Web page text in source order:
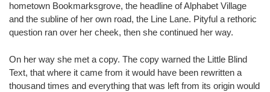
hometown Bookmarksgrove, the headline of Alphabet Village
and the subline of her own road, the Line Lane. Pityful a rethoric
question ran over her cheek, then she continued her way.
On her way she met a copy. The copy warned the Little Blind
Text, that where it came from it would have been rewritten a
thousand times and everything that was left from its origin would